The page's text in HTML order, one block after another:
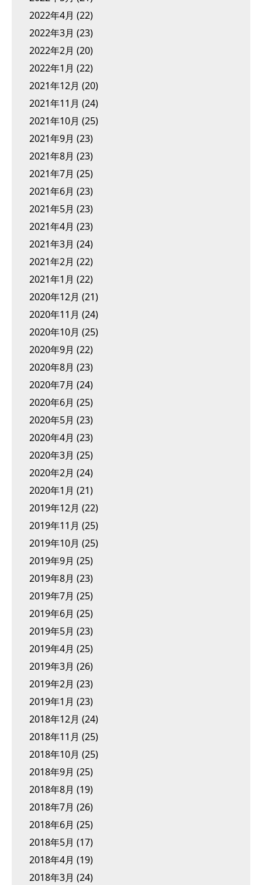
2022年4月 (22)
2022年3月 (23)
2022年2月 (20)
2022年1月 (22)
2021年12月 (20)
2021年11月 (24)
2021年10月 (25)
2021年9月 (23)
2021年8月 (23)
2021年7月 (25)
2021年6月 (23)
2021年5月 (23)
2021年4月 (23)
2021年3月 (24)
2021年2月 (22)
2021年1月 (22)
2020年12月 (21)
2020年11月 (24)
2020年10月 (25)
2020年9月 (22)
2020年8月 (23)
2020年7月 (24)
2020年6月 (25)
2020年5月 (23)
2020年4月 (23)
2020年3月 (25)
2020年2月 (24)
2020年1月 (21)
2019年12月 (22)
2019年11月 (25)
2019年10月 (25)
2019年9月 (25)
2019年8月 (23)
2019年7月 (25)
2019年6月 (25)
2019年5月 (23)
2019年4月 (25)
2019年3月 (26)
2019年2月 (23)
2019年1月 (23)
2018年12月 (24)
2018年11月 (25)
2018年10月 (25)
2018年9月 (25)
2018年8月 (19)
2018年7月 (26)
2018年6月 (25)
2018年5月 (17)
2018年4月 (19)
2018年3月 (24)